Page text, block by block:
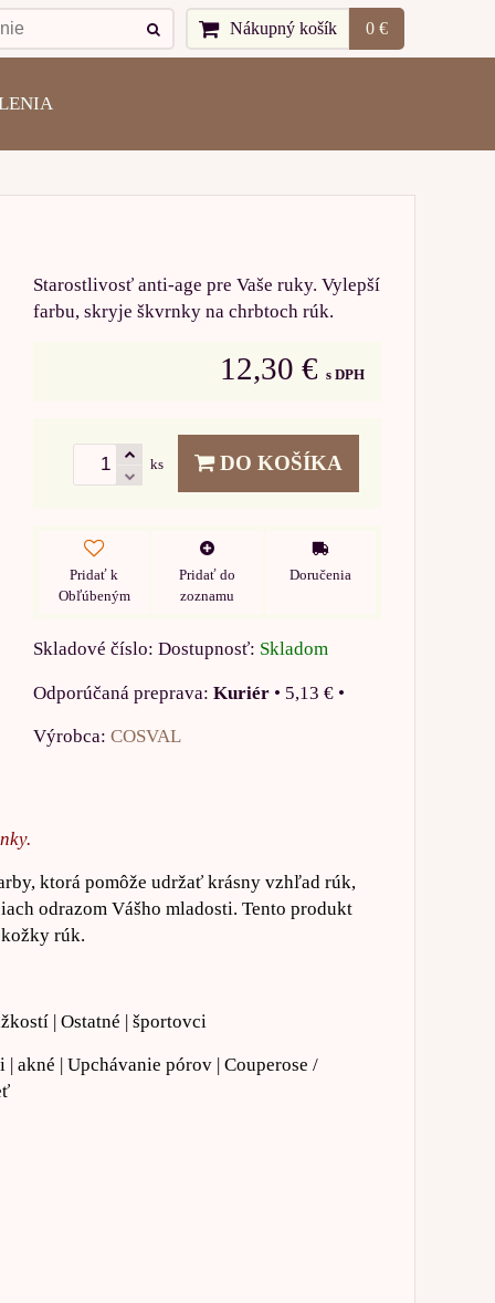
Nákupný košík 0 €
Starostlivosť anti-age pre Vaše ruky. Vylepší
farbu, skryje škvrnky na chrbtoch rúk.
12,30 € s DPH
ks DO KOŠÍKA
Pridať k
Obľúbeným
Pridať do
zoznamu
Doručenia
Skladové číslo: Dostupnosť: Skladom
Kuriér • 5,13 € •
Výrobca: COSVAL
ktorá pomôže udržať krásny vzhľad rúk,
odrazom Vášho mladosti. Tento produkt
rúk.
| Ostatné | športovci
akné | Upchávanie pórov | Couperose /